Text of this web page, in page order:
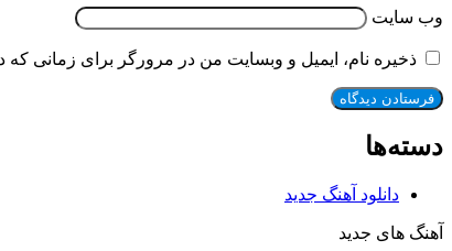
وب‌ سایت
ذخیره نام، ایمیل و وبسایت من در مرورگر برای زمانی که
دسته‌ها
دانلود آهنگ جدید
آهنگ های جدید